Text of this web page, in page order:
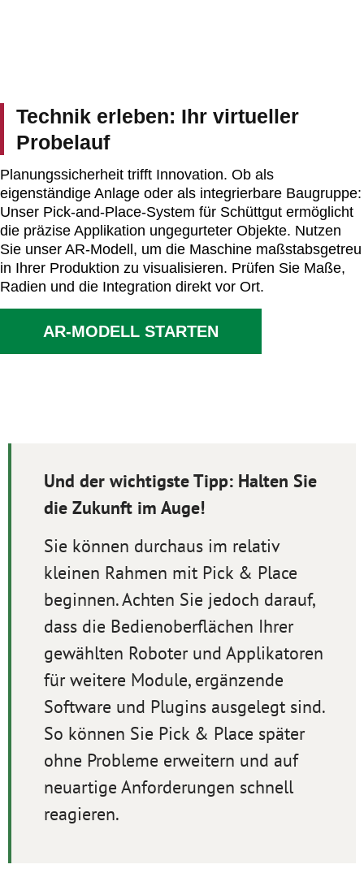
Technik erleben: Ihr virtueller
Probelauf
Planungssicherheit trifft Innovation. Ob als
eigenständige Anlage oder als integrierbare Baugruppe:
Unser Pick-and-Place-System für Schüttgut ermöglicht
die präzise Applikation ungegurteter Objekte. Nutzen
Sie unser AR-Modell, um die Maschine maßstabsgetreu
in Ihrer Produktion zu visualisieren. Prüfen Sie Maße,
Radien und die Integration direkt vor Ort.
AR-MODELL STARTEN
Und der wichtigste Tipp: Halten Sie
die Zukunft im Auge!
Sie können durchaus im relativ
kleinen Rahmen mit Pick & Place
beginnen. Achten Sie jedoch darauf,
dass die Bedienoberflächen Ihrer
gewählten Roboter und Applikatoren
für weitere Module, ergänzende
Software und Plugins ausgelegt sind.
So können Sie Pick & Place später
ohne Probleme erweitern und auf
neuartige Anforderungen schnell
reagieren.